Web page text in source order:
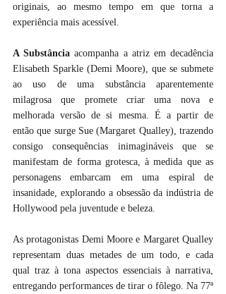
originais, ao mesmo tempo em que torna a
experiência mais acessível.
A Substância acompanha a atriz em decadência
Elisabeth Sparkle (Demi Moore), que se submete
ao uso de uma substância aparentemente
milagrosa que promete criar uma nova e
melhorada versão de si mesma. É a partir de
então que surge Sue (Margaret Qualley), trazendo
consigo consequências inimagináveis que se
manifestam de forma grotesca, à medida que as
personagens embarcam em uma espiral de
insanidade, explorando a obsessão da indústria de
Hollywood pela juventude e beleza.
As protagonistas Demi Moore e Margaret Qualley
representam duas metades de um todo, e cada
qual traz à tona aspectos essenciais à narrativa,
entregando performances de tirar o fôlego. Na 77ª